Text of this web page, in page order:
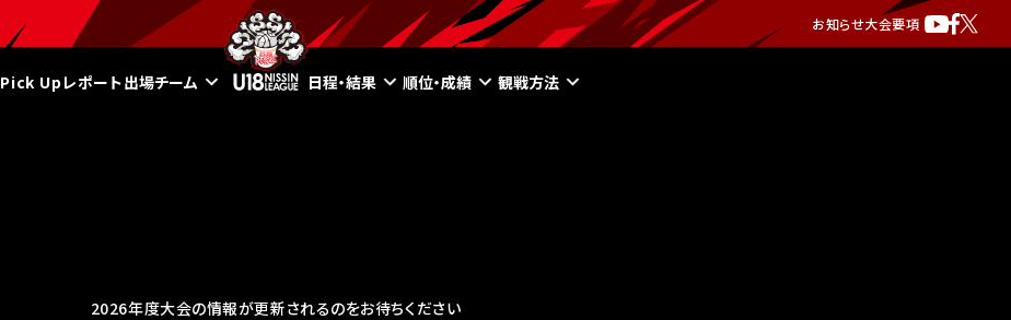
お知らせ大会要項
Pick Upレポート出場チーム 日程・結果 順位・成績 観戦方法
2026年度大会の情報が更新されるのをお待ちください